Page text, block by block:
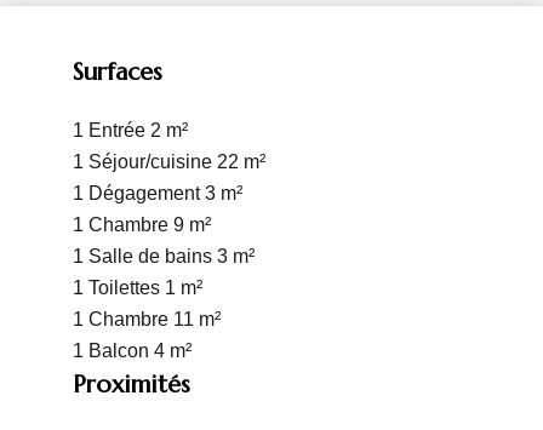
Surfaces
1 Entrée 2 m²
1 Séjour/cuisine 22 m²
1 Dégagement3 m²
1 Chambre 9 m²
1 Salle de bains 3 m²
1 Toilettes 1 m²
1 Chambre 11 m²
1 Balcon 4 m²
Proximités